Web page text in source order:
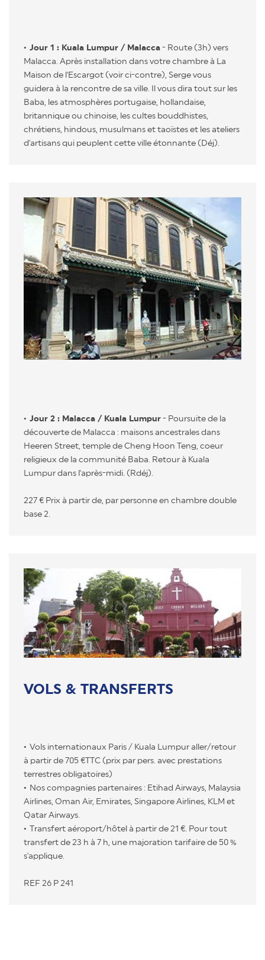
Jour 1 : Kuala Lumpur / Malacca- Route (3h) vers
Malacca. Après installation dans votre chambre à La
Maison de l'Escargot (voir ci-contre), Serge vous
guidera à la rencontre de sa ville. Il vous dira tout sur les
Baba, les atmosphères portugaise, hollandaise,
britannique ou chinoise, les cultes bouddhistes,
chrétiens, hindous, musulmans et taoïstes et les ateliers
d'artisans qui peuplent cette ville étonnante (Déj).
Jour 2 : Malacca / Kuala Lumpur- Poursuite de la
découverte de Malacca : maisons ancestrales dans
Heeren Street, temple de Cheng Hoon Teng, coeur
religieux de la communité Baba. Retour à Kuala
Lumpur dans l'après-midi. (Rdéj).
227 € Prix à partir de, par personne en chambre double
base 2.
VOLS & TRANSFERTS
Vols internationaux Paris / Kuala Lumpur aller/retour
à partir de 705 €TTC (prix par pers. avec prestations
terrestres obligatoires)
Nos compagnies partenaires : Etihad Airways, Malaysia
Airlines, Oman Air, Emirates, Singapore Airlines, KLM et
Qatar Airways.
Transfert aéroport/hôtel à partir de 21 €. Pour tout
transfert de 23 h à 7 h, une majoration tarifaire de 50 %
s'applique.
REF 26 P 241